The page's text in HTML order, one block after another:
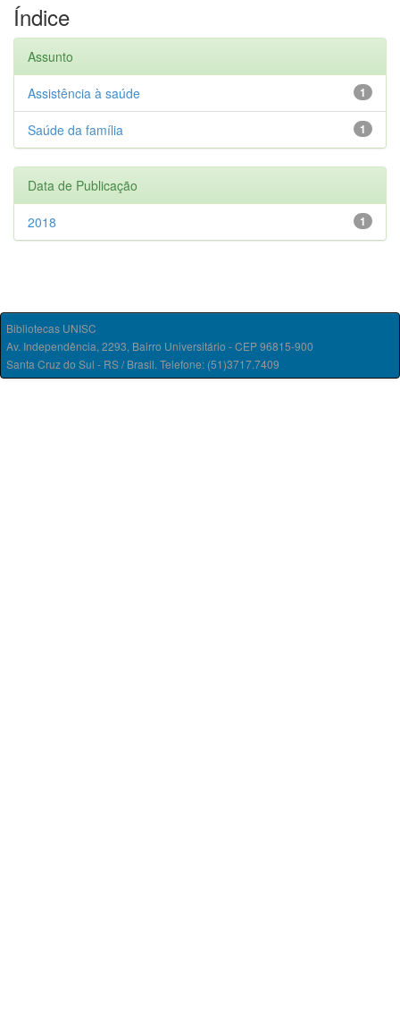
Índice
Assunto
1
Assistência à saúde
1
Saúde da família
Data de Publicação
1
2018
Bibliotecas UNISC
Av. Independência, 2293, Bairro Universitário - CEP 96815-900
Santa Cruz do Sul - RS / Brasil. Telefone: (51)3717.7409